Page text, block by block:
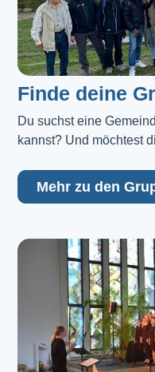
Finde deine
Du suchst eine
kannst? Und möchtest
Mehr zu den